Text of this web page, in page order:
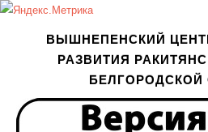
ВЫШНЕПЕНСКИЙ
РАЗВИТИЯ
БЕЛГОРОДСКОЙ